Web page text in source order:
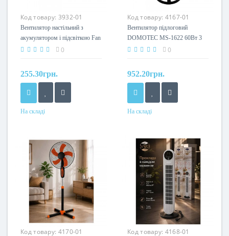
Код товару: 3932-01
Вентилятор настільний з
акумулятором і підсвіткою Fan
U8
0
255.30грн.
На складі
Код товару: 4167-01
Вентилятор підлоговий
DOMOTEC MS-1622 60Вт 3
режими швидкості з
0
952.20грн.
На складі
Код товару: 4170-01 Код товару: 4168-01